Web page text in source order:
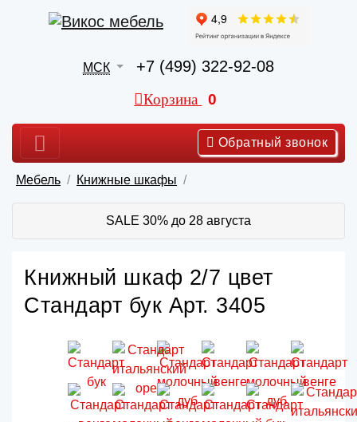
МСК +7 (499) 322-92-08
Корзина 0
Обратный звонок
Мебель Книжные шкафы
SALE 30% до 28 августа
Книжный шкаф 2/7 цвет
Стандарт бук Арт. 3405